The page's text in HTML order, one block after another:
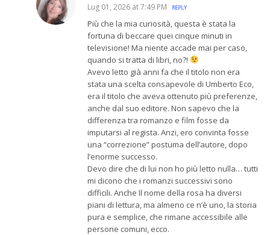
Lug 01, 2026 at 7:49 PM REPLY
Più che la mia curiosità, questa è stata la
fortuna di beccare quei cinque minuti in
televisione! Ma niente accade mai per caso,
quando si tratta di libri, no?!
Avevo letto già anni fa che il titolo non era
stata una scelta consapevole di Umberto Eco,
era il titolo che aveva ottenuto più preferenze,
anche dal suo editore. Non sapevo che la
differenza tra romanzo e film fosse da
imputarsi al regista. Anzi, ero convinta fosse
una “correzione” postuma dell’autore, dopo
l’enorme successo.
Devo dire che di lui non ho più letto nulla… tutti
mi dicono che i romanzi successivi sono
difficili. Anche Il nome della rosa ha diversi
piani di lettura, ma almeno ce n’è uno, la storia
pura e semplice, che rimane accessibile alle
persone comuni, ecco.